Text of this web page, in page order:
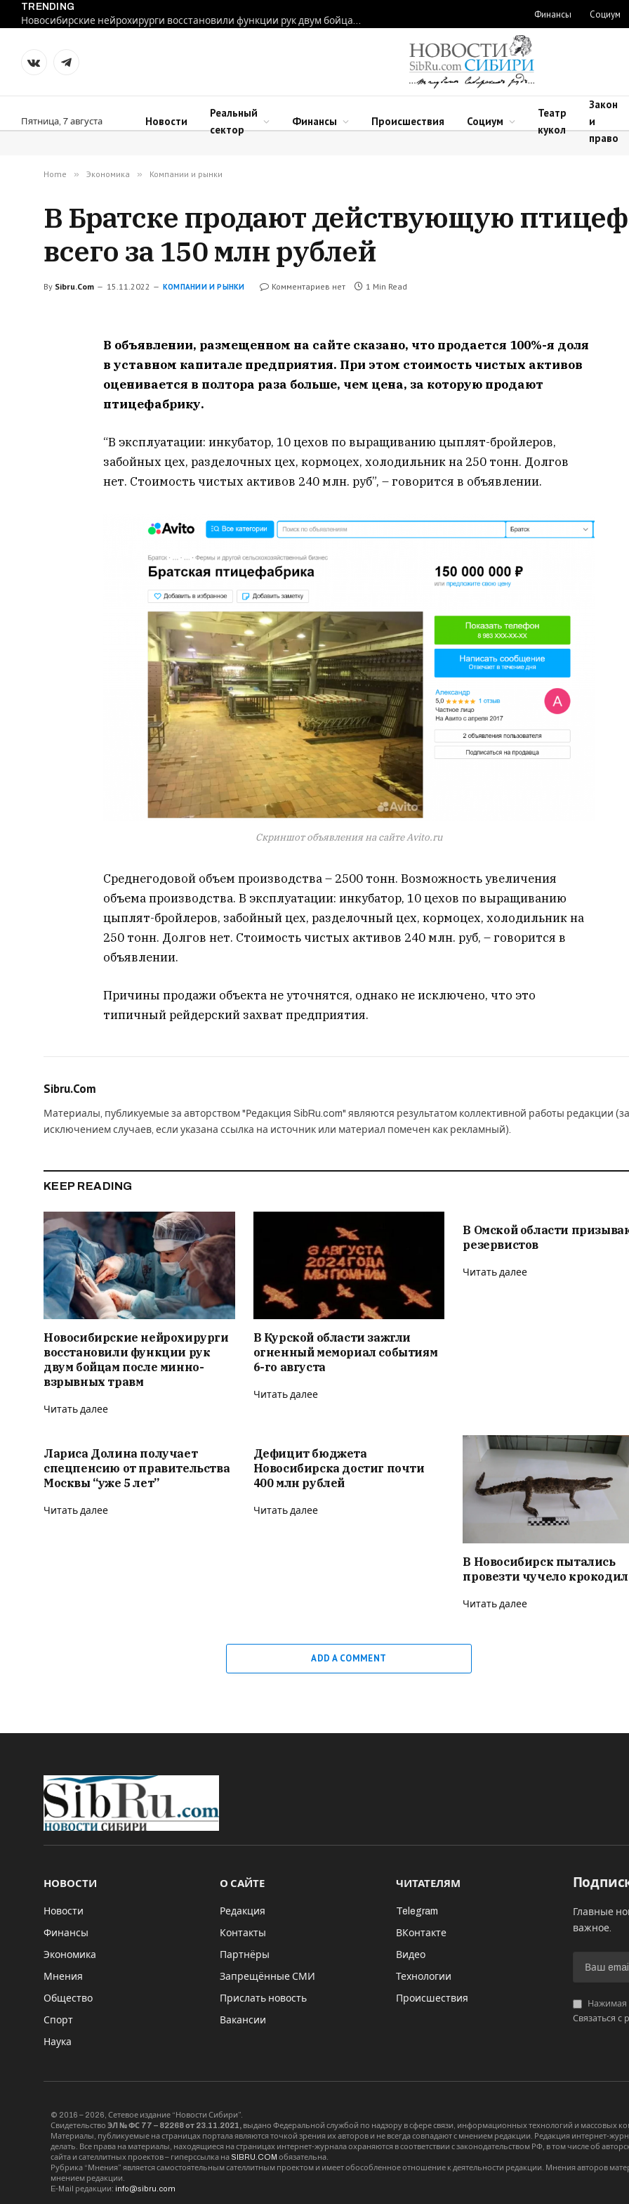
TRENDING
Новосибирские нейрохирурги восстановили функции рук двум бойцам после минно-взрывных травм
Финансы Социум
VKontakteTelegram
Пятница, 7 августа Новости
Реальный
сектор
Финансы Происшествия Социум
Театр
кукол
Закон
и
право
Home » Экономика » Компании и рынки
В Братске продают действующую
всего за 150 млн рублей
By Sibru.Com 15.11.2022 КОМПАНИИ И РЫНКИ Комментариев нет 1 Min Read
В объявлении, размещенном на сайте сказано, что продается 100%-я доля
в уставном капитале предприятия. При этом стоимость чистых активов
оценивается в полтора раза больше, чем цена, за которую продают
птицефабрику.
“В эксплуатации: инкубатор, 10 цехов по выращиванию цыплят-бройлеров,
забойных цех, разделочных цех, кормоцех, холодильник на 250 тонн. Долгов
нет. Стоимость чистых активов 240 млн. руб”, – говорится в объявлении.
Скриншот объявления на сайте Avito.ru
Среднегодовой объем производства – 2500 тонн. Возможность увеличения
объема производства. В эксплуатации: инкубатор, 10 цехов по выращиванию
цыплят-бройлеров, забойный цех, разделочный цех, кормоцех, холодильник на
250 тонн. Долгов нет. Стоимость чистых активов 240 млн. руб, – говорится в
объявлении.
Причины продажи объекта не уточнятся, однако не исключено, что это
типичный рейдерский захват предприятия.
Sibru.Com
Материалы, публикуемые за авторством "Редакция SibRu.com" являются результатом коллективной работы редакции (за
исключением случаев, если указана ссылка на источник или материал помечен как рекламный).
KEEP READING
Новосибирские нейрохирурги
восстановили функции рук
двум бойцам после минно-
взрывных травм
Читать далее
В Курской области зажгли
огненный мемориал событиям
6-го августа
Читать далее
В Омской области
резервистов
Читать далее
Лариса Долина получает
спецпенсию от правительства
Москвы “уже 5 лет”
Читать далее
Дефицит бюджета
Новосибирска достиг почти
400 млн рублей
Читать далее
В Новосибирск пытались
провезти чучело
Читать далее
ADD A COMMENT
НОВОСТИ
Новости
Финансы
Экономика
Мнения
Общество
Спорт
Наука
О САЙТЕ
Редакция
Контакты
Партнёры
Запрещённые СМИ
Прислать новость
Вакансии
ЧИТАТЕЛЯМ
Telegram
ВКонтакте
Видео
Технологии
Происшествия
Главные
важное.
Нажимая
Связаться с
© 2016 – 2026, Сетевое издание “Новости Сибири”.
Свидетельство ЭЛ № ФС 77 – 82268 от 23.11.2021, выдано Федеральной службой по надзору в сфере связи, информационных технологий и массовых
Материалы, публикуемые на страницах портала являются точкой зрения их авторов и не всегда совпадают с мнением редакции. Редакция интернет-
делать. Все права на материалы, находящиеся на страницах интернет-журнала охраняются в соответствии с законодательством РФ, в том числе об
сайта и сателлитных проектов – гиперссылка на SIBRU.COM обязательна.
Рубрика “Мнения” является самостоятельным сателлитным проектом и имеет обособленное отношение к деятельности редакции. Мнения авторов
мнением редакции.
E-Mail редакции: info@sibru.com